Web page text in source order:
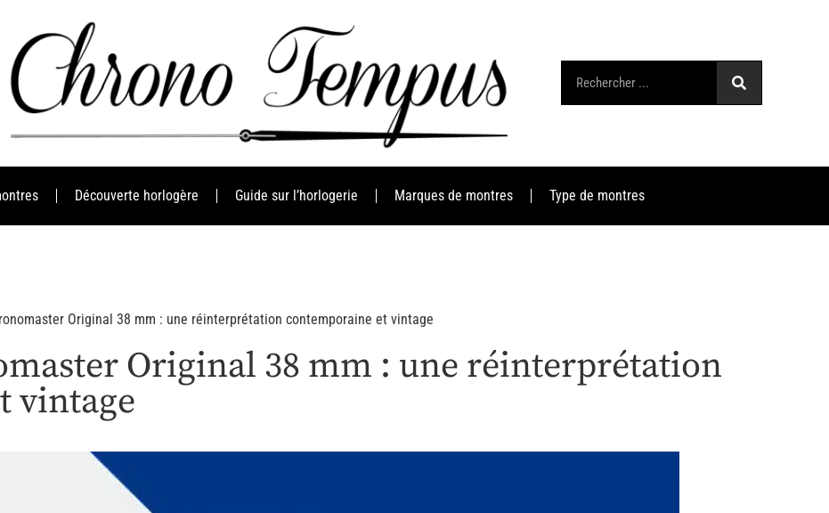
Découverte horlogère Guide sur l’horlogerie Marques de montres Type de montres
Original 38 mm : une réinterprétation contemporaine et vintage
Original 38 mm : une réinterprétation
vintage